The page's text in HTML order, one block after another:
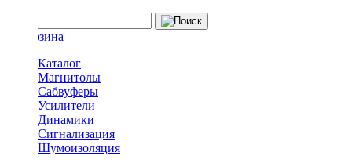
Каталог
Магнитолы
Сабвуферы
Усилители
Динамики
Сигнализация
Шумоизоляция